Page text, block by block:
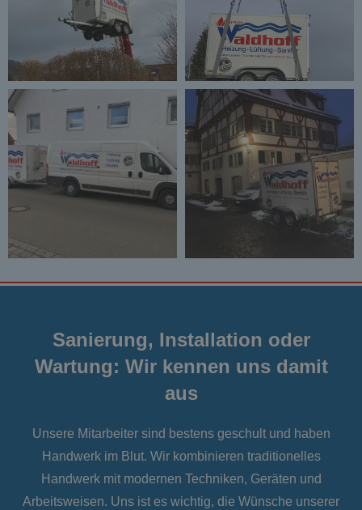
Sanierung, Installation oder
Wartung: Wir kennen uns damit
aus
Unsere Mitarbeiter sind bestens geschult und haben
Handwerk im Blut. Wir kombinieren traditionelles
Handwerk mit modernen Techniken, Geräten und
Arbeitsweisen. Uns ist es wichtig, die Wünsche unserer